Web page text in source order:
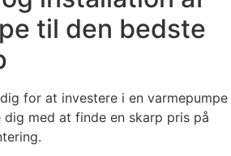
til den bedste
for at investere i en varmepumpe
med at finde en skarp pris på